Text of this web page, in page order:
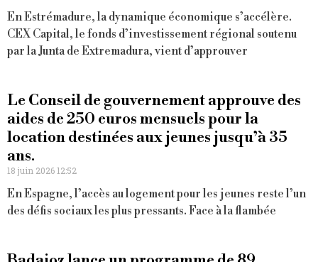
En Estrémadure, la dynamique économique s’accélère.
CEX Capital, le fonds d’investissement régional soutenu
par la Junta de Extremadura, vient d’approuver
Le Conseil de gouvernement approuve des
aides de 250 euros mensuels pour la
location destinées aux jeunes jusqu’à 35
ans.
18 juin 2026 12:52
En Espagne, l’accès au logement pour les jeunes reste l’un
des défis sociaux les plus pressants. Face à la flambée